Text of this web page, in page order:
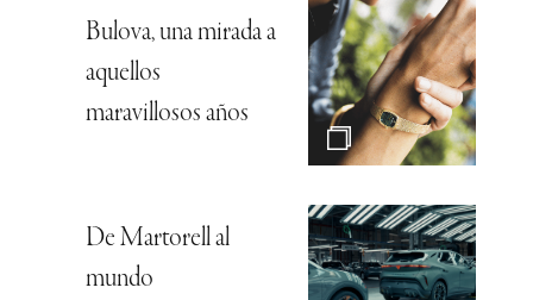
Bulova, una mirada a
aquellos
maravillosos años
De Martorell al
mundo